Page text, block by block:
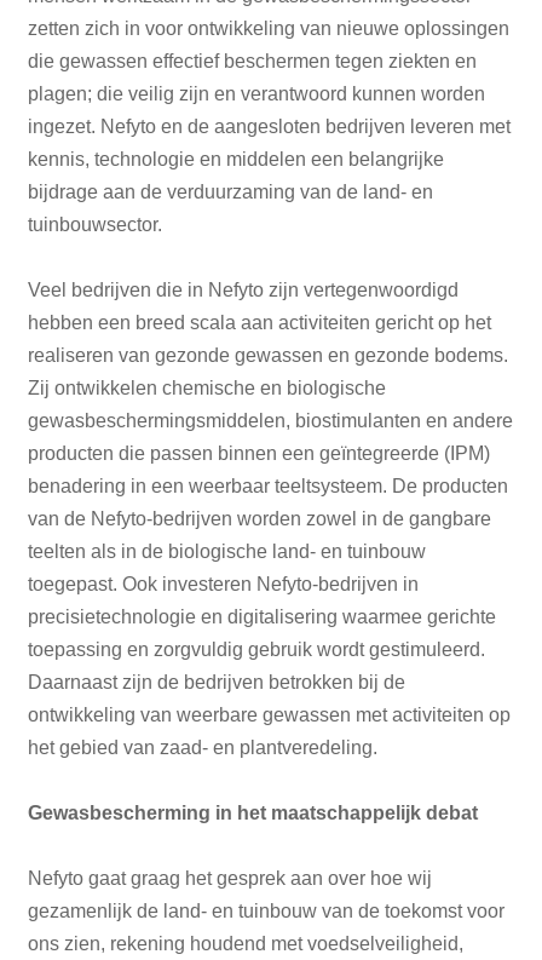
zetten zich in voor ontwikkeling van nieuwe oplossingen
die gewassen effectief beschermen tegen ziekten en
plagen; die veilig zijn en verantwoord kunnen worden
ingezet. Nefyto en de aangesloten bedrijven leveren met
kennis, technologie en middelen een belangrijke
bijdrage aan de verduurzaming van de land- en
tuinbouwsector.
Veel bedrijven die in Nefyto zijn vertegenwoordigd
hebben een breed scala aan activiteiten gericht op het
realiseren van gezonde gewassen en gezonde bodems.
Zij ontwikkelen chemische en biologische
gewasbeschermingsmiddelen, biostimulanten en andere
producten die passen binnen een geïntegreerde (IPM)
benadering in een weerbaar teeltsysteem. De producten
van de Nefyto-bedrijven worden zowel in de gangbare
teelten als in de biologische land- en tuinbouw
toegepast. Ook investeren Nefyto-bedrijven in
precisietechnologie en digitalisering waarmee gerichte
toepassing en zorgvuldig gebruik wordt gestimuleerd.
Daarnaast zijn de bedrijven betrokken bij de
ontwikkeling van weerbare gewassen met activiteiten op
het gebied van zaad- en plantveredeling.
Gewasbescherming in het maatschappelijk debat
Nefyto gaat graag het gesprek aan over hoe wij
gezamenlijk de land- en tuinbouw van de toekomst voor
ons zien, rekening houdend met voedselveiligheid,